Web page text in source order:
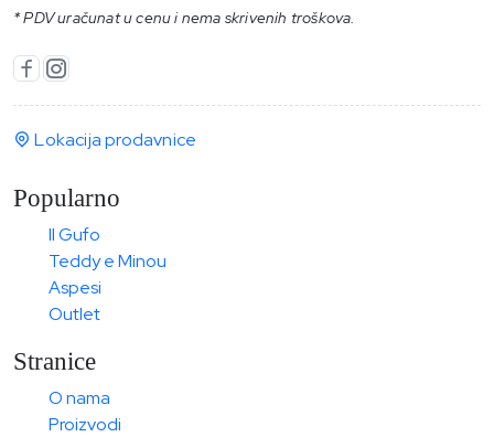
* PDV uračunat u cenu i nema skrivenih troškova.
Lokacija prodavnice
Popularno
Il Gufo
Teddy e Minou
Aspesi
Outlet
Stranice
O nama
Proizvodi